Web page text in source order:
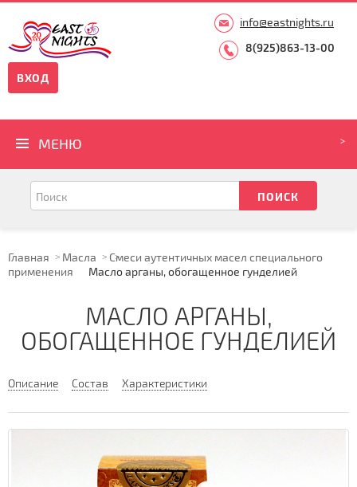
info@eastnights.ru
8(925)863-13-00
ВХОД
МЕНЮ
Главная Масла
Смеси аутентичных масел специального
применения
Масло арганы, обогащенное гунделией
МАСЛО АРГАНЫ,
ОБОГАЩЕННОЕ ГУНДЕЛИЕЙ
Описание Состав Характеристики